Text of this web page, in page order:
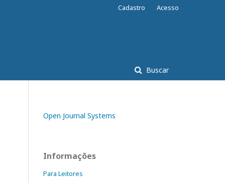
Buscar
Cadastro Acesso
Open Journal Systems
Informações
Para Leitores